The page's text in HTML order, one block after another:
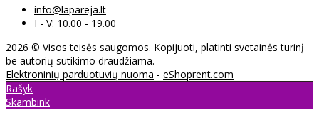
info@lapareja.lt
I - V: 10.00 - 19.00
2026 © Visos teisės saugomos. Kopijuoti, platinti svetainės turinį
be autorių sutikimo draudžiama.
Elektroninių parduotuvių nuoma - eShoprent.com
Rašyk
Skambink